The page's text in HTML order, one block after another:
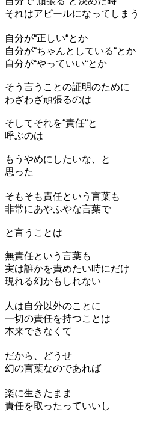
それはアピールになってしまう
自分が“正しい“とか
自分が“ちゃんとしている“とか
自分が“やっていい“とか
そう言うことの証明のために
わざわざ頑張るのは
そしてそれを“責任“と
呼ぶのは
もうやめにしたいな、と
思った
そもそも責任という言葉も
非常にあやふやな言葉で
と言うことは
無責任という言葉も
実は誰かを責めたい時にだけ
現れる幻かもしれない
人は自分以外のことに
一切の責任を持つことは
本来できなくて
だから、どうせ
幻の言葉なのであれば
楽に生きたまま
責任を取ったっていいし